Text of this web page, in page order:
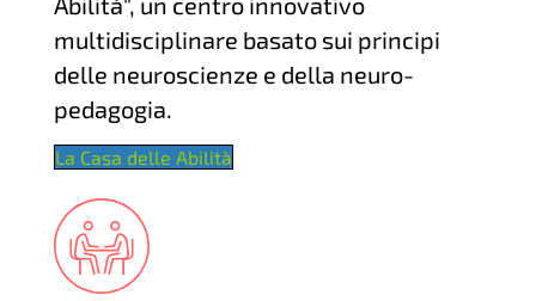
multidisciplinare basato sui principi
delle neuroscienze e della neuro-
pedagogia.
La Casa delle Abilità